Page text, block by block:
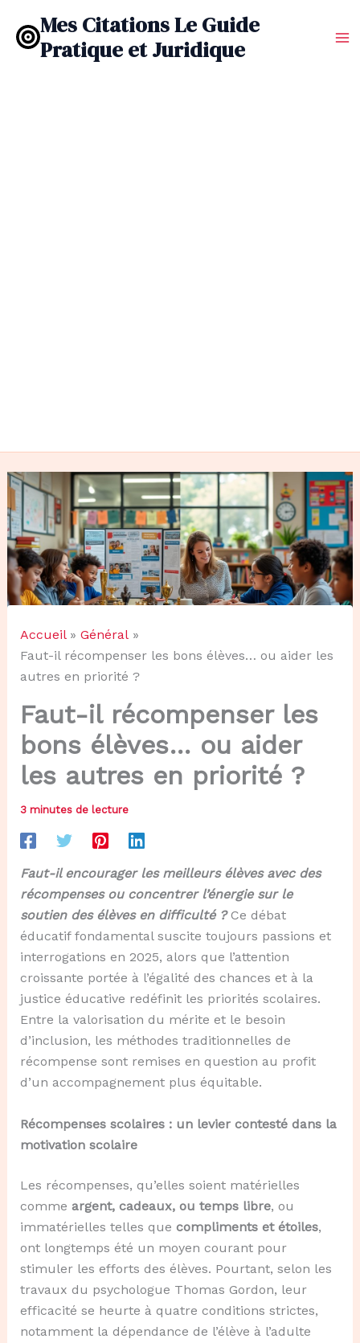
contenu
Mes Citations Le Guide
Pratique et Juridique
Accueil
Général
Faut-il récompenser les bons élèves… ou aider les
autres en priorité ?
Faut-il récompenser les
bons élèves… ou aider
les autres en priorité ?
3 minutes de lecture
Faut-il encourager les meilleurs élèves avec des
récompenses ou concentrer l’énergie sur le
soutien des élèves en difficulté ?Ce débat
éducatif fondamental suscite toujours passions et
interrogations en 2025, alors que l’attention
croissante portée à l’égalité des chances et à la
justice éducative redéfinit les priorités scolaires.
Entre la valorisation du mérite et le besoin
d’inclusion, les méthodes traditionnelles de
récompense sont remises en question au profit
d’un accompagnement plus équitable.
Récompenses scolaires : un levier contesté dans la
motivation scolaire
Les récompenses, qu’elles soient matérielles
comme argent, cadeaux, ou temps libre, ou
immatérielles telles que compliments et étoiles,
ont longtemps été un moyen courant pour
stimuler les efforts des élèves. Pourtant, selon les
travaux du psychologue Thomas Gordon, leur
efficacité se heurte à quatre conditions strictes,
notamment la dépendance de l’élève à l’adulte